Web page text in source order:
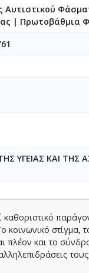
| Πρωτοβάθμια
ΥΓΕΙΑΣ ΚΑΙ ΤΗΣ
στίγμα,
πλέον και το
τους